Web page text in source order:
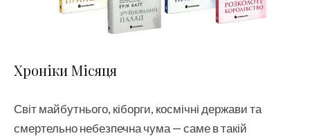
Хроніки Місяця
Світ майбутнього, кіборги, космічні держави та
смертельно небезпечна чума — саме в такій